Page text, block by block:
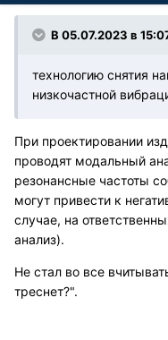
В 05.07.2023 в
технологию снятия
низкочастной
При проектировании
проводят модальный
резонансные частоты
могут привести к
случае, на
анализ).
Не стал во все
треснет?".